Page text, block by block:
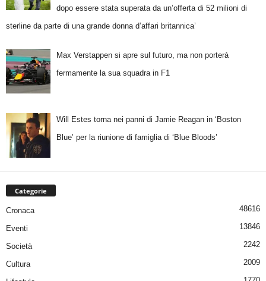
dopo essere stata superata da un’offerta di 52 milioni di
sterline da parte di una grande donna d’affari britannica’
Max Verstappen si apre sul futuro, ma non porterà
fermamente la sua squadra in F1
Will Estes torna nei panni di Jamie Reagan in ‘Boston
Blue’ per la riunione di famiglia di ‘Blue Bloods’
Categorie
Cronaca 48616
Eventi 13846
Società 2242
Cultura 2009